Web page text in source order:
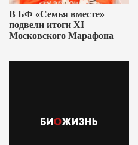
В БФ «Семья вместе»
подвели итоги XI
Московского Марафона